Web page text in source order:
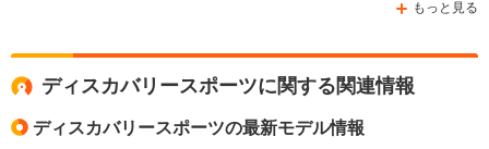
WLTCモード
燃費
8.8～11.3km/L
└市街地:5.9～
6.4km/L
└郊外:9.0～11.0km/L
└高速道路:11.0～
8.6～13.3km/L
└市街地:6.3～
11.0km/L
└郊外:8.7～13.6km/L
└高速道路:10.1～
もっと見る
ディスカバリースポーツに関する関連情報
ディスカバリースポーツの最新モデル情報